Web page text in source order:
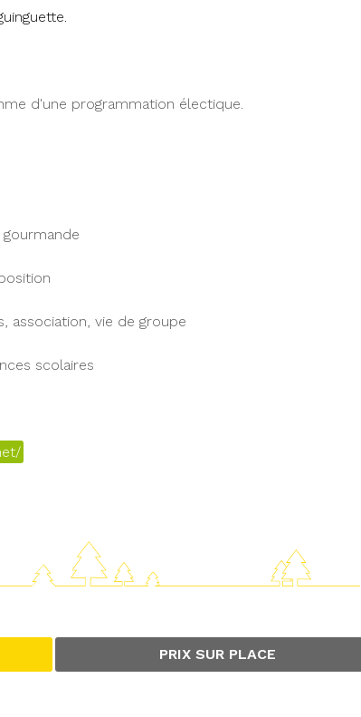
d'une programmation électique.
association, vie de groupe
scolaires
PRIX SUR PLACE